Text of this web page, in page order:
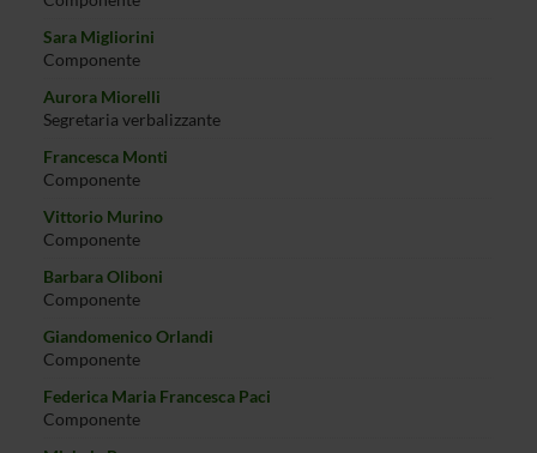
Sara Migliorini
Componente
Aurora Miorelli
Segretaria verbalizzante
Francesca Monti
Componente
Vittorio Murino
Componente
Barbara Oliboni
Componente
Giandomenico Orlandi
Componente
Federica Maria Francesca Paci
Componente